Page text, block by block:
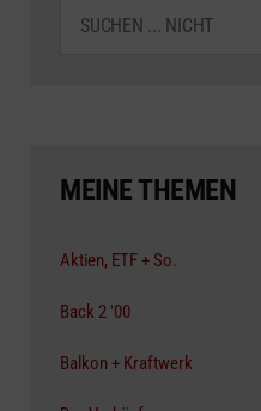
MEINE THEMEN
Aktien, ETF + So.
Back 2 '00
Balkon + Kraftwerk